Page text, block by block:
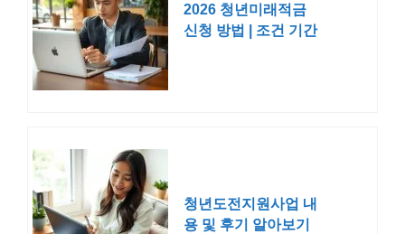
2026 청년미래적금
신청 방법 | 조건 기간
청년도전지원사업 내
용 및 후기 알아보기